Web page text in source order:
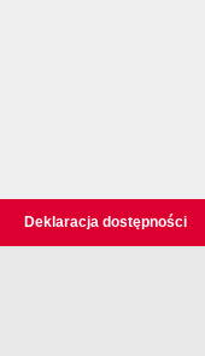
Deklaracja dostępności